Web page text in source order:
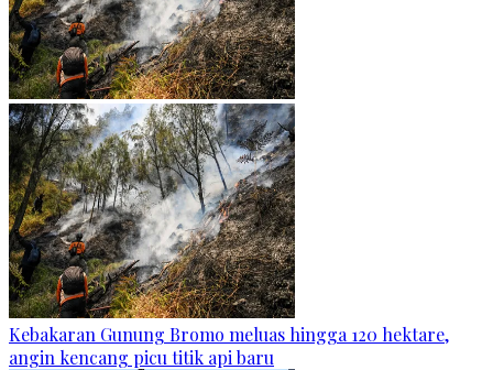
Kebakaran Gunung Bromo meluas hingga 120 hektare,
angin kencang picu titik api baru